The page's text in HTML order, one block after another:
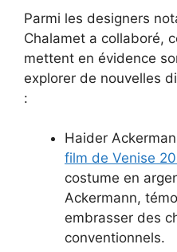
Parmi les designers
Chalamet a collaboré,
mettent en évidence
explorer de nouvelles
:
Haider
film de Venise
costume en
Ackermann,
embrasser des
conventionnels.